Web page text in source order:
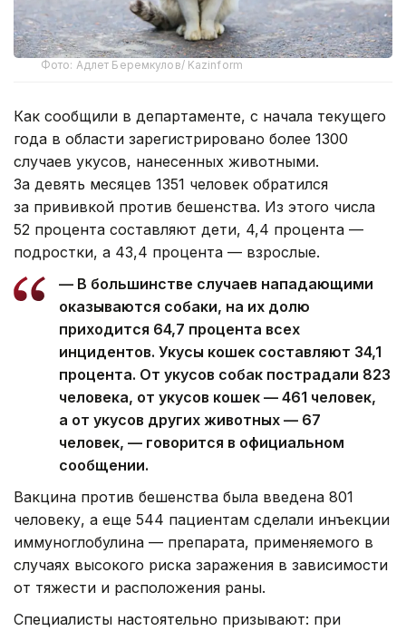
Фото: Адлет Беремкулов/ Kazinform
Как сообщили в департаменте, с начала текущего
года в области зарегистрировано более 1300
случаев укусов, нанесенных животными.
За девять месяцев 1351 человек обратился
за прививкой против бешенства. Из этого числа
52 процента составляют дети, 4,4 процента —
подростки, а 43,4 процента — взрослые.
— В большинстве случаев нападающими
оказываются собаки, на их долю
приходится 64,7 процента всех
инцидентов. Укусы кошек составляют 34,1
процента. От укусов собак пострадали 823
человека, от укусов кошек — 461 человек,
а от укусов других животных — 67
человек, — говорится в официальном
сообщении.
Вакцина против бешенства была введена 801
человеку, а еще 544 пациентам сделали инъекции
иммуноглобулина — препарата, применяемого в
случаях высокого риска заражения в зависимости
от тяжести и расположения раны.
Специалисты настоятельно призывают: при